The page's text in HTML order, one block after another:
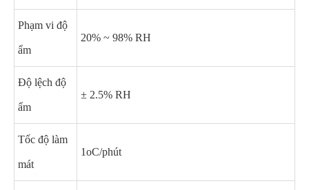
Phạm vi độ
ẩm
20% ~ 98% RH
Độ lệch độ
ẩm
± 2.5% RH
Tốc độ làm
mát
1oC/phút